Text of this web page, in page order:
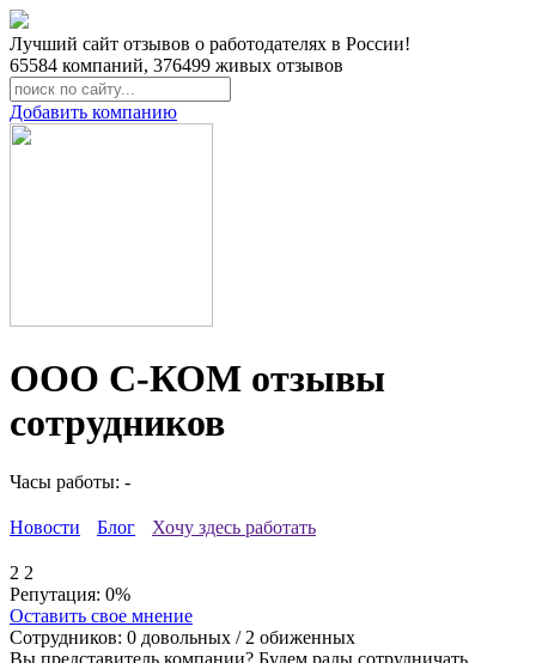
Лучший сайт отзывов о работодателях в России!
65584 компаний, 376499 живых отзывов
Добавить компанию
ООО С-КОМ отзывы
сотрудников
Часы работы: -
Новости Блог Хочу здесь работать
2 2
Репутация: 0%
Оставить свое мнение
Сотрудников: 0 довольных / 2 обиженных
Вы представитель компании? Будем рады сотрудничать